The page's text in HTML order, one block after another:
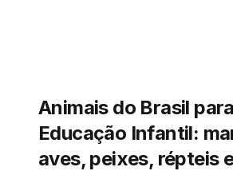
Animais do Brasil para
Educação Infantil:
aves, peixes, répteis